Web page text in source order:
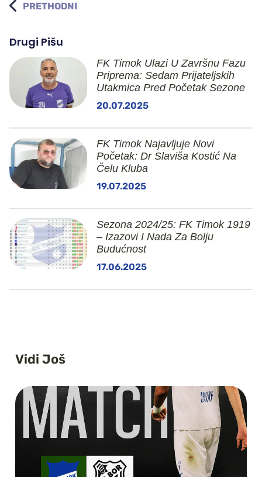
PRETHODNI
Drugi Pišu
FK Timok Ulazi U Završnu Fazu
Priprema: Sedam Prijateljskih
Utakmica Pred Početak Sezone
20.07.2025
FK Timok Najavljuje Novi
Početak: Dr Slaviša Kostić Na
Čelu Kluba
19.07.2025
Sezona 2024/25: FK Timok 1919
– Izazovi I Nada Za Bolju
Budućnost
17.06.2025
Vidi Još